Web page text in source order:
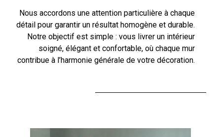
Nous accordons une attention particulière à chaque
détail pour garantir un résultat homogène et durable.
Notre objectif est simple : vous livrer un intérieur
soigné, élégant et confortable, où chaque mur
contribue à l’harmonie générale de votre décoration.